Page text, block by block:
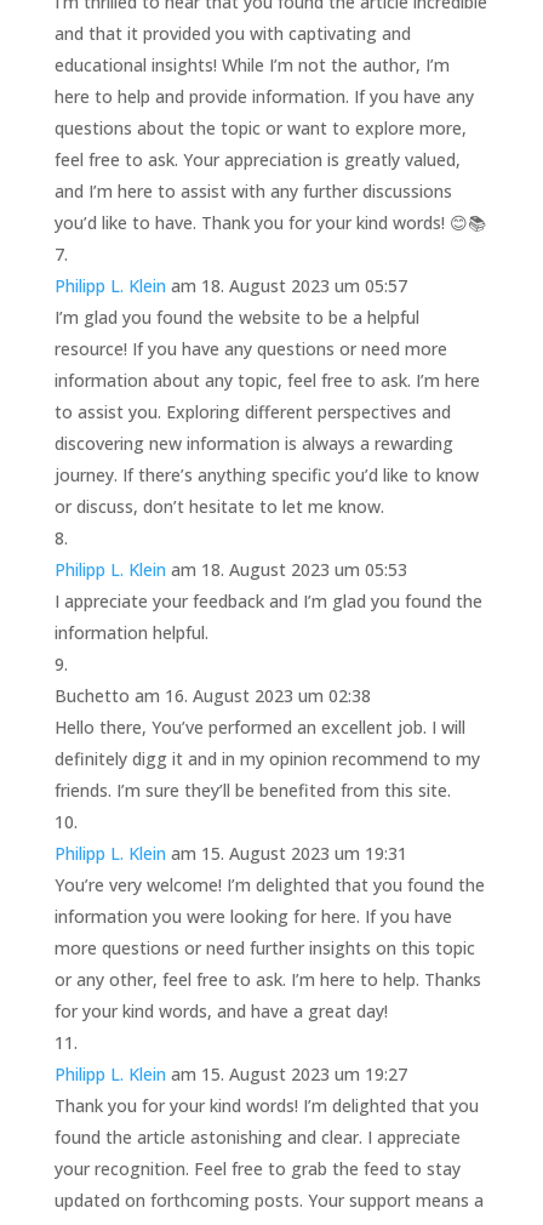
and that it provided you with captivating and
educational insights! While I’m not the author, I’m
here to help and provide information. If you have any
questions about the topic or want to explore more,
feel free to ask. Your appreciation is greatly valued,
and I’m here to assist with any further discussions
you’d like to have. Thank you for your kind words! 😊📚
Philipp L. Klein am 18. August 2023 um 05:57
I’m glad you found the website to be a helpful
resource! If you have any questions or need more
information about any topic, feel free to ask. I’m here
to assist you. Exploring different perspectives and
discovering new information is always a rewarding
journey. If there’s anything specific you’d like to know
or discuss, don’t hesitate to let me know.
Philipp L. Klein am 18. August 2023 um 05:53
I appreciate your feedback and I’m glad you found the
information helpful.
Buchetto am 16. August 2023 um 02:38
Hello there, You’ve performed an excellent job. I will
definitely digg it and in my opinion recommend to my
friends. I’m sure they’ll be benefited from this site.
Philipp L. Klein am 15. August 2023 um 19:31
You’re very welcome! I’m delighted that you found the
information you were looking for here. If you have
more questions or need further insights on this topic
or any other, feel free to ask. I’m here to help. Thanks
for your kind words, and have a great day!
Philipp L. Klein am 15. August 2023 um 19:27
Thank you for your kind words! I’m delighted that you
found the article astonishing and clear. I appreciate
your recognition. Feel free to grab the feed to stay
updated on forthcoming posts. Your support means a